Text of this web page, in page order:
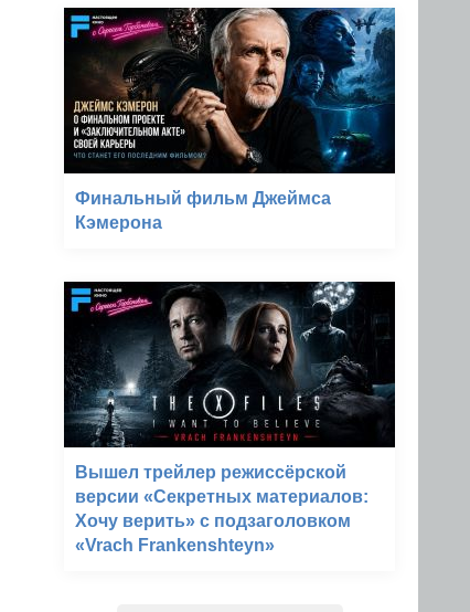
Финальный фильм Джеймса
Кэмерона
Вышел трейлер режиссёрской
версии «Секретных материалов:
Хочу верить» с подзаголовком
«Vrach Frankenshteyn»